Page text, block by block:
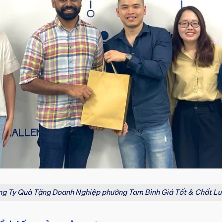
Ty Quà Tặng Doanh Nghiệp phường Tam Bình Giá Tốt & Chất